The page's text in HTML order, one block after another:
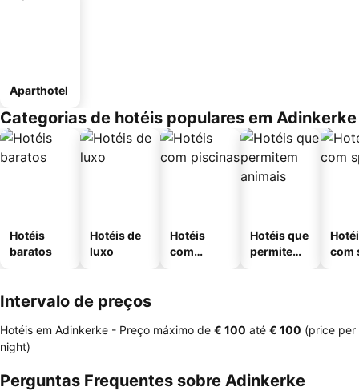
Aparthotel
Categorias de hotéis populares em Adinkerke
Hotéis
baratos
Hotéis de
luxo
Hotéis
com
Hotéis que
permitem
com
Intervalo de preços
Hotéis em Adinkerke - Preço máximo de ‎€ 100 até ‎€ 100 (price per
night)
Perguntas Frequentes sobre Adinkerke